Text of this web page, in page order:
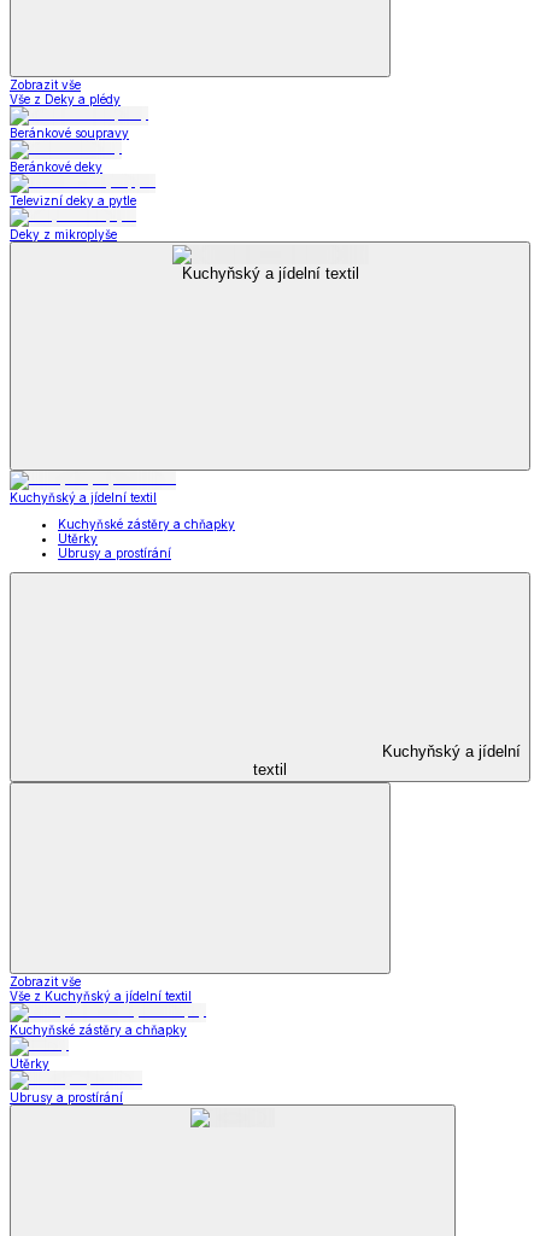
Zobrazit vše
Vše z Deky a plédy
Beránkové soupravy
Beránkové deky
Televizní deky a pytle
Deky z mikroplyše
Kuchyňský a jídelní textil
Kuchyňský a jídelní textil
Kuchyňské zástěry a chňapky
Utěrky
Ubrusy a prostírání
Kuchyňský a jídelní
textil
Zobrazit vše
Vše z Kuchyňský a jídelní textil
Kuchyňské zástěry a chňapky
Utěrky
Ubrusy a prostírání